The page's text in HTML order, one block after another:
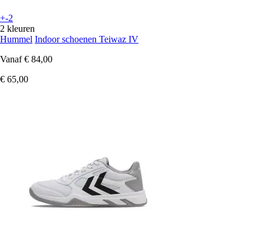
+-2
2 kleuren
Hummel Indoor schoenen Teiwaz IV
Vanaf € 84,00
€ 65,00